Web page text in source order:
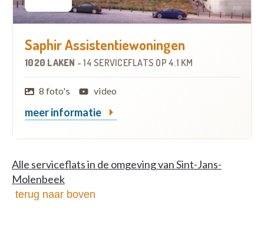
Saphir Assistentiewoningen
1020 LAKEN -14 SERVICEFLATS OP 4.1 KM
8 foto's video
meer informatie
Alle serviceflats in de omgeving van Sint-Jans-
Molenbeek
terug naar boven